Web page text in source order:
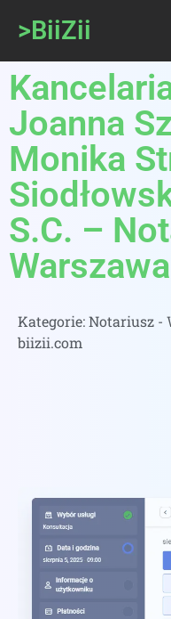
>BiiZii
Joanna
Monika
S.C. –
Warszawa
Kategorie:Notariusz -
biizii.com